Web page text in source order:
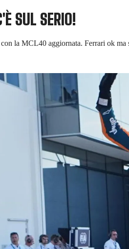
SUL SERIO!
la MCL40 aggiornata. Ferrari ok ma